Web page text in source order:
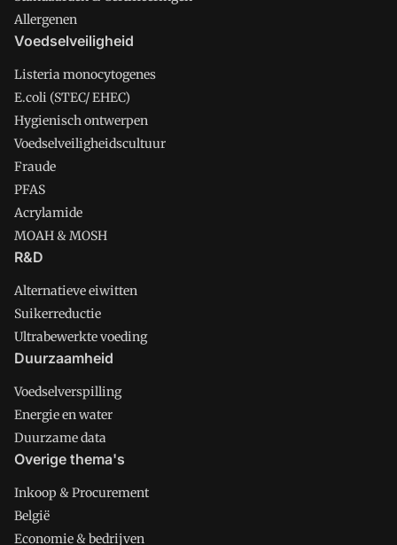
Allergenen
Voedselveiligheid
Listeria monocytogenes
E.coli (STEC/ EHEC)
Hygienisch ontwerpen
Voedselveiligheidscultuur
Fraude
PFAS
Acrylamide
MOAH & MOSH
R&D
Alternatieve eiwitten
Suikerreductie
Ultrabewerkte voeding
Duurzaamheid
Voedselverspilling
Energie en water
Duurzame data
Overige thema's
Inkoop & Procurement
België
Economie & bedrijven